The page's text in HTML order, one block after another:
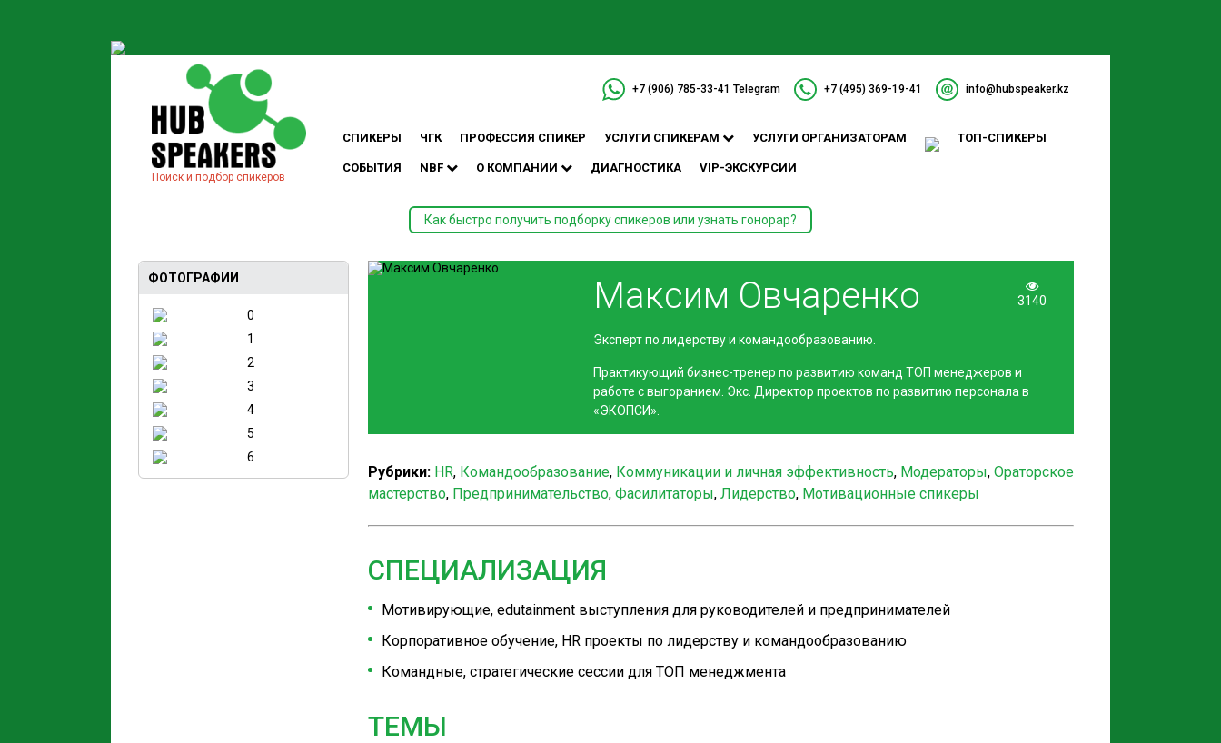
Поиск и подбор спикеров
+7 (906) 785-33-41 Telegram +7 (495) 369-19-41 info@hubspeaker.kz
СПИКЕРЫ ЧГК ПРОФЕССИЯ СПИКЕР УСЛУГИ СПИКЕРАМ УСЛУГИ ОРГАНИЗАТОРАМ ТОП-СПИКЕРЫ
СОБЫТИЯ NBF О КОМПАНИИ ДИАГНОСТИКА VIP-ЭКСКУРСИИ
Как быстро получить подборку спикеров или узнать гонорар?
3140
Максим Овчаренко
Эксперт по лидерству и командообразованию.
Практикующий бизнес-тренер по развитию команд ТОП менеджеров и
работе с выгоранием. Экс. Директор проектов по развитию персонала в
«ЭКОПСИ».
Рубрики: HR, Командообразование, Коммуникации и личная эффективность, Модераторы, Ораторское
мастерство, Предпринимательство, Фасилитаторы, Лидерство, Мотивационные спикеры
СПЕЦИАЛИЗАЦИЯ
Мотивирующие, edutainment выступления для руководителей и предпринимателей
Корпоративное обучение, HR проекты по лидерству и командообразованию
Командные, стратегические сессии для ТОП менеджмента
ТЕМЫ
ФОТОГРАФИИ